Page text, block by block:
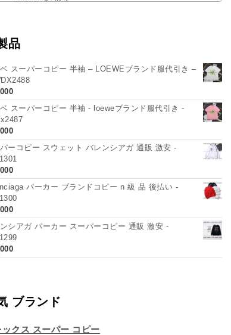
品
スーパーコピー 半袖 – LOEWEブランド服代引き –
スーパーコピー 半袖 - loeweブランド服代引き -
ーコピー スウェット バレンシアガ 通販 激安 -
パーカー ブランドコピー n 級 品 後払い -
シアガ パーカー スーパーコピー 通販 激安 -
ブランド
ックス スーパー コピー